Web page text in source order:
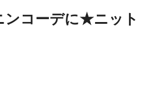
ンコーデに★ニット